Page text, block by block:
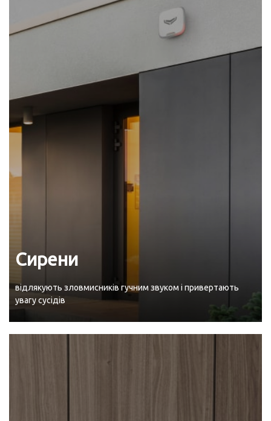
Сирени
відлякують зловмисників гучним звуком і привертають
увагу сусідів